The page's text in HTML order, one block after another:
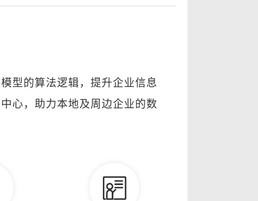
型的算法逻辑，提升企业信息
心，助力本地及周边企业的数